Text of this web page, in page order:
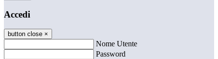
Accedi
button close ×
Nome Utente
Password